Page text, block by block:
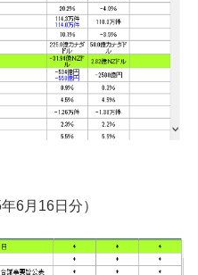
6月16日分）